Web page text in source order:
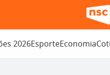
2026EsporteEconomia